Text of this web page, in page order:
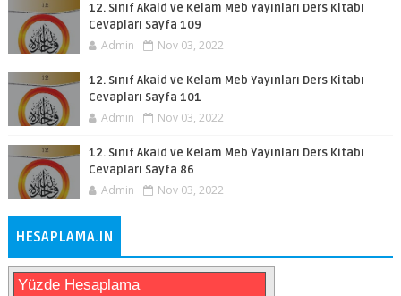
12. Sınıf Akaid ve Kelam Meb Yayınları Ders Kitabı
Cevapları Sayfa 109
Admin Nov 03, 2022
12. Sınıf Akaid ve Kelam Meb Yayınları Ders Kitabı
Cevapları Sayfa 101
Admin Nov 03, 2022
12. Sınıf Akaid ve Kelam Meb Yayınları Ders Kitabı
Cevapları Sayfa 86
Admin Nov 03, 2022
HESAPLAMA.IN
Yüzde Hesaplama